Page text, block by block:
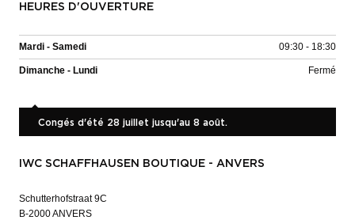
HEURES D'OUVERTURE
Mardi - Samedi 09:30 - 18:30
Dimanche - Lundi Fermé
Congés d'été 28 juillet jusqu'au 8 août.
IWC SCHAFFHAUSEN BOUTIQUE - ANVERS
Schutterhofstraat 9C
B-2000 ANVERS